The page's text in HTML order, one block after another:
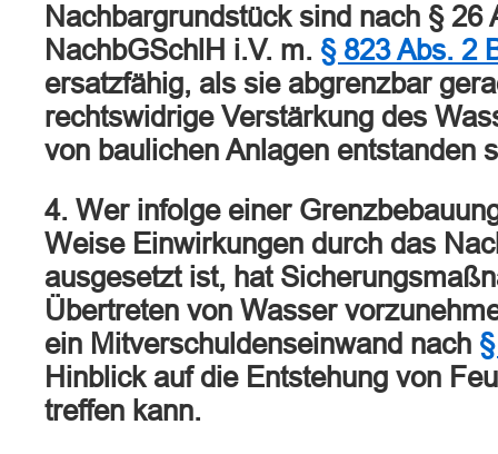
Nachbargrundstück sind nach § 26
NachbGSchlH i.V. m. § 823 Abs. 2
ersatzfähig, als sie abgrenzbar
rechtswidrige Verstärkung des
von baulichen Anlagen entstanden
4. Wer infolge einer
Weise Einwirkungen durch das
ausgesetzt ist, hat
Übertreten von Wasser
ein Mitverschuldenseinwand nach
Hinblick auf die Entstehung von
treffen kann.